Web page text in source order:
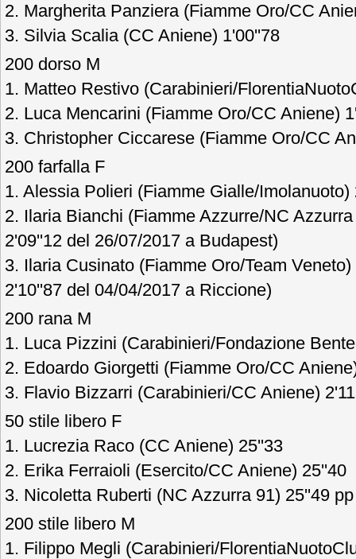
2. Margherita Panziera (Fiamme Oro/CC
3. Silvia Scalia (CC Aniene) 1'00''78
200 dorso M
1. Matteo Restivo (Carabinieri/
2. Luca Mencarini (Fiamme Oro/CC Aniene)
3. Christopher Ciccarese (Fiamme Oro/CC
200 farfalla F
1. Alessia Polieri (Fiamme Gialle/Imolanuoto)
2. Ilaria Bianchi (Fiamme Azzurre/NC
2'09''12 del 26/07/2017 a Budapest)
3. Ilaria Cusinato (Fiamme Oro/Team
2'10''87 del 04/04/2017 a Riccione)
200 rana M
1. Luca Pizzini (Carabinieri/Fondazione
2. Edoardo Giorgetti (Fiamme Oro/CC
3. Flavio Bizzarri (Carabinieri/CC Aniene)
50 stile libero F
1. Lucrezia Raco (CC Aniene) 25''33
2. Erika Ferraioli (Esercito/CC Aniene) 25''40
3. Nicoletta Ruberti (NC Azzurra 91) 25''49
200 stile libero M
1. Filippo Megli (Carabinieri/